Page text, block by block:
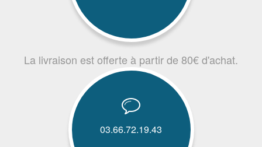
La livraison est offerte à partir de 80€ d'achat.
03.66.72.19.43